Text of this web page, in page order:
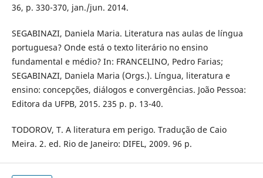
36, p. 330-370, jan./jun. 2014.
SEGABINAZI, Daniela Maria. Literatura nas aulas de língua
portuguesa? Onde está o texto literário no ensino
fundamental e médio? In: FRANCELINO, Pedro Farias;
SEGABINAZI, Daniela Maria (Orgs.). Língua, literatura e
ensino: concepções, diálogos e convergências. João Pessoa:
Editora da UFPB, 2015. 235 p. p. 13-40.
TODOROV, T. A literatura em perigo. Tradução de Caio
Meira. 2. ed. Rio de Janeiro: DIFEL, 2009. 96 p.